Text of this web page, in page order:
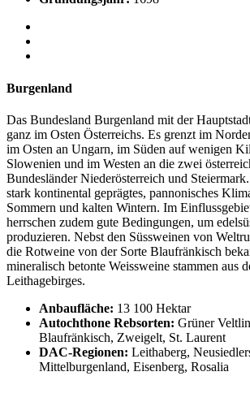
Burgenland
Das Bundesland Burgenland mit der
ganz im Osten Österreichs. Es grenzt im
im Osten an Ungarn, im Süden auf wenigen
Slowenien und im Westen an die zwei
Bundesländer Niederösterreich und
stark kontinental geprägtes, pannonisches
Sommern und kalten Wintern. Im
herrschen zudem gute Bedingungen, um
produzieren. Nebst den Süssweinen von
die Rotweine von der Sorte Blaufränkisch
mineralisch betonte Weissweine stammen aus
Leithagebirges.
Anbaufläche: 13 100 Hektar
Autochthone Rebsorten: Grüner
Blaufränkisch, Zweigelt, St. Laurent
DAC-Regionen: Leithaberg,
Mittelburgenland, Eisenberg, Rosalia